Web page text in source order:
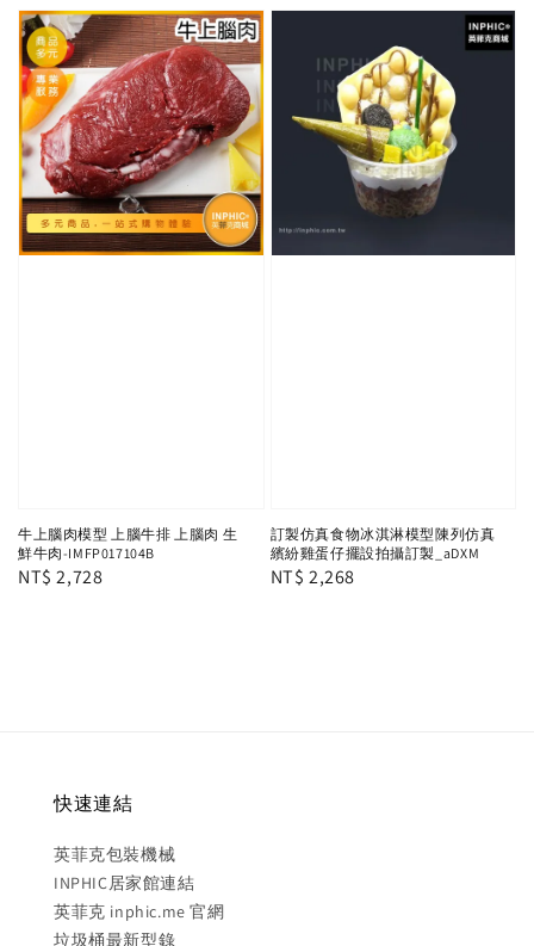
牛上腦肉模型 上腦牛排 上腦肉 生
鮮牛肉-IMFP017104B
Regular
NT$ 2,728
訂製仿真食物冰淇淋模型陳列仿真
繽紛雞蛋仔擺設拍攝訂製_aDXM
Regular
NT$ 2,268
快速連結
英菲克包裝機械
INPHIC居家館連結
英菲克 inphic.me 官網
垃圾桶最新型錄